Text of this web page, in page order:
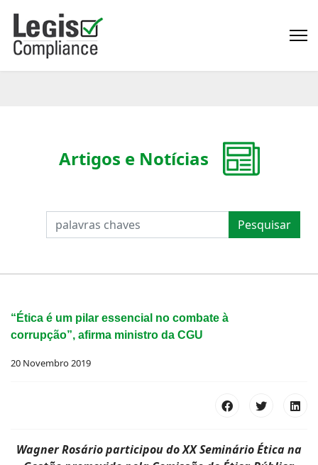
PESQUISAR Pesquisar
Artigos e Notícias
“Ética é um pilar essencial no combate à
corrupção”, afirma ministro da CGU
20 Novembro 2019
Wagner Rosário participou do XX Seminário Ética na